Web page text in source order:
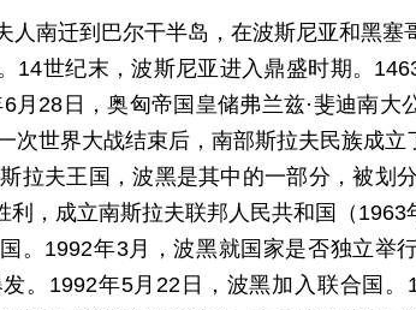
人南迁到巴尔干半岛，在波斯尼亚和黑塞
14世纪末，波斯尼亚进入鼎盛时期。
月28日，奥匈帝国皇储弗兰兹·斐迪南大
次世界大战结束后，南部斯拉夫民族成
拉夫王国，波黑是其中的一部分，被划
利，成立南斯拉夫联邦人民共和国（
。1992年3月，波黑就国家是否独立举
。1992年5月22日，波黑加入联合国